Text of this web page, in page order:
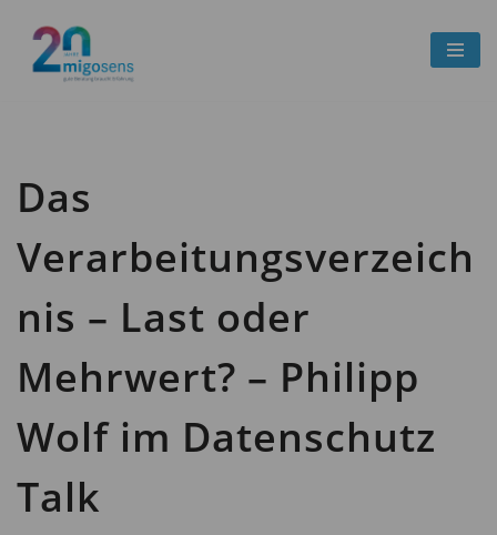
Zum
Das
Verarbeitungsverzeich
nis – Last oder
Mehrwert? – Philipp
Wolf im Datenschutz
Talk